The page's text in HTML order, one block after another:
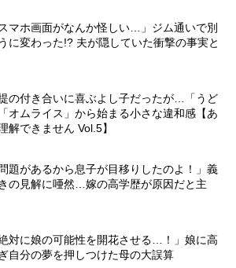
スマホ画面がなんか怪しい…」ジム通いで別
に変わった!? 夫が隠していた衝撃の事実と
の付き合いに喜ぶよし子だったが…「うど
オムライス」から始まる小さな違和感【あ
解できません Vol.5】
問題があるから息子が目移りしたのよ！」義
の見解に唖然…嫁の高学歴が原因だと主
絶対に娘の可能性を開花させる…！」娘に高
自分の夢を押しつけた母の大誤算